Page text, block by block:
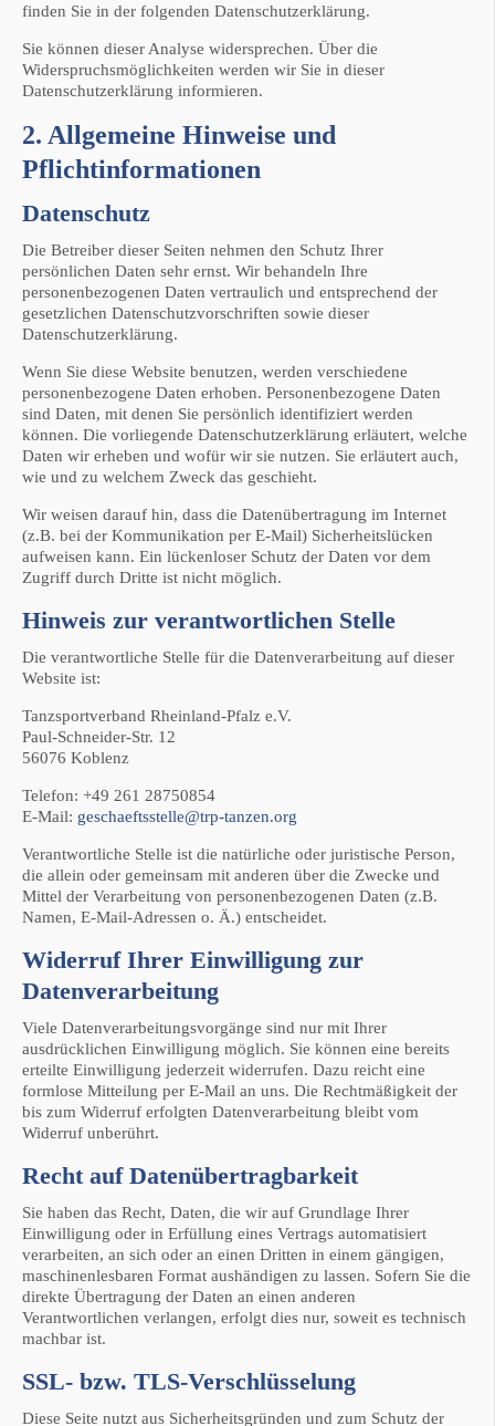
finden Sie in der folgenden Datenschutzerklärung.
Sie können dieser Analyse widersprechen. Über die
Widerspruchsmöglichkeiten werden wir Sie in dieser
Datenschutzerklärung informieren.
2. Allgemeine Hinweise und
Pflichtinformationen
Datenschutz
Die Betreiber dieser Seiten nehmen den Schutz Ihrer
persönlichen Daten sehr ernst. Wir behandeln Ihre
personenbezogenen Daten vertraulich und entsprechend der
gesetzlichen Datenschutzvorschriften sowie dieser
Datenschutzerklärung.
Wenn Sie diese Website benutzen, werden verschiedene
personenbezogene Daten erhoben. Personenbezogene Daten
sind Daten, mit denen Sie persönlich identifiziert werden
können. Die vorliegende Datenschutzerklärung erläutert, welche
Daten wir erheben und wofür wir sie nutzen. Sie erläutert auch,
wie und zu welchem Zweck das geschieht.
Wir weisen darauf hin, dass die Datenübertragung im Internet
(z.B. bei der Kommunikation per E-Mail) Sicherheitslücken
aufweisen kann. Ein lückenloser Schutz der Daten vor dem
Zugriff durch Dritte ist nicht möglich.
Hinweis zur verantwortlichen Stelle
Die verantwortliche Stelle für die Datenverarbeitung auf dieser
Website ist:
Tanzsportverband Rheinland-Pfalz e.V.
Paul-Schneider-Str. 12
56076 Koblenz
Telefon: +49 261 28750854
E-Mail: geschaeftsstelle@trp-tanzen.org
Verantwortliche Stelle ist die natürliche oder juristische Person,
die allein oder gemeinsam mit anderen über die Zwecke und
Mittel der Verarbeitung von personenbezogenen Daten (z.B.
Namen, E-Mail-Adressen o. Ä.) entscheidet.
Widerruf Ihrer Einwilligung zur
Datenverarbeitung
Viele Datenverarbeitungsvorgänge sind nur mit Ihrer
ausdrücklichen Einwilligung möglich. Sie können eine bereits
erteilte Einwilligung jederzeit widerrufen. Dazu reicht eine
formlose Mitteilung per E-Mail an uns. Die Rechtmäßigkeit der
bis zum Widerruf erfolgten Datenverarbeitung bleibt vom
Widerruf unberührt.
Recht auf Datenübertragbarkeit
Sie haben das Recht, Daten, die wir auf Grundlage Ihrer
Einwilligung oder in Erfüllung eines Vertrags automatisiert
verarbeiten, an sich oder an einen Dritten in einem gängigen,
maschinenlesbaren Format aushändigen zu lassen. Sofern Sie die
direkte Übertragung der Daten an einen anderen
Verantwortlichen verlangen, erfolgt dies nur, soweit es technisch
machbar ist.
SSL- bzw. TLS-Verschlüsselung
Diese Seite nutzt aus Sicherheitsgründen und zum Schutz der